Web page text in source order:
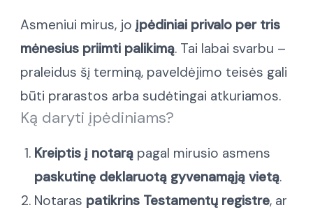
Asmeniui mirus, joįpėdiniai privalo per tris
mėnesius priimti palikimą. Tai labai svarbu –
praleidus šį terminą, paveldėjimo teisės gali
būti prarastos arba sudėtingai atkuriamos.
Ką daryti įpėdiniams?
Kreiptis į notarą pagal mirusio asmens
paskutinę deklaruotą gyvenamąją vietą.
Notaras patikrins Testamentų registre, ar